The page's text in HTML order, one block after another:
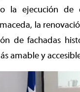
la ejecución de
la
de fachadas
amable y